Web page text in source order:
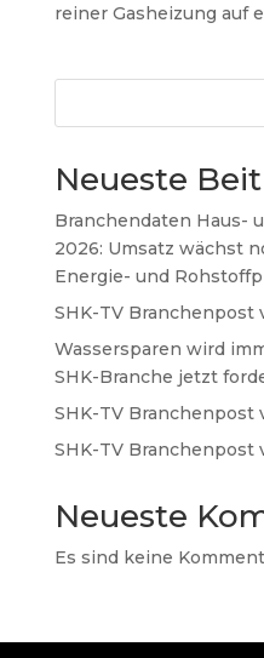
reiner Gasheizung auf
Neueste
Branchendaten Haus-
2026: Umsatz wächst
Energie- und
SHK-TV Branchenpost
Wassersparen wird
SHK-Branche jetzt
SHK-TV Branchenpost
SHK-TV Branchenpost
Neueste
Es sind keine